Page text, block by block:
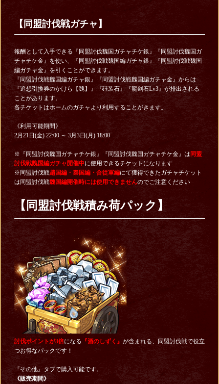
【同盟討伐戦ガチャ】
報酬として入手できる『同盟討伐魏国ガチャチケ銀』『同盟討伐魏国ガ
チャチケ金』を使い、『同盟討伐戦魏国編ガチャ銀』『同盟討伐戦魏国
編ガチャ金』を引くことができます。
『同盟討伐戦魏国編ガチャ銀』『同盟討伐戦魏国編ガチャ金』からは
『追想引換券のかけら【魏】』『砡装石』『龍剣石Lv3』が排出される
ことがあります。
各チケットはホームのガチャより利用することがきます。
《利用可能期間》
2月21日(金) 22:00 ～ 3月3日(月) 18:00
※『同盟討伐魏国ガチャチケ銀』『同盟討伐魏国ガチャチケ金』は 同盟
討伐戦魏国編ガチャ開催中に使用できるチケットになります
※同盟討伐戦趙国編・秦国編・合従軍編にて獲得できたガチャチケット
は同盟討伐戦魏国編開催時には使用できませんのでご注意ください
【同盟討伐戦積み荷パック】
討伐ポイントが3倍になる 『酒のしずく』 が含まれる、同盟討伐戦で役立
つお得なパックです！
『その他』タブで購入可能です。
《販売期間》